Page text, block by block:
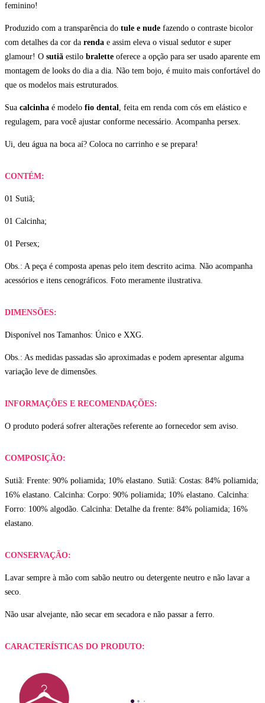
feminino!
Produzido com a transparência do tule e nude fazendo o contraste bicolor
com detalhes da cor da renda e assim eleva o visual sedutor e super
glamour! O sutiã estilo bralette oferece a opção para ser usado aparente em
montagem de looks do dia a dia. Não tem bojo, é muito mais confortável do
que os modelos mais estruturados.
Sua calcinha é modelo fio dental , feita em renda com cós em elástico e
regulagem, para você ajustar conforme necessário. Acompanha persex.
Ui, deu água na boca aí? Coloca no carrinho e se prepara!
CONTÉM:
01 Sutiã;
01 Calcinha;
01 Persex;
Obs.: A peça é composta apenas pelo item descrito acima. Não acompanha
acessórios e itens cenográficos. Foto meramente ilustrativa.
DIMENSÕES:
Disponível nos Tamanhos: Único e XXG.
Obs.: As medidas passadas são aproximadas e podem apresentar alguma
variação leve de dimensões.
INFORMAÇÕES E RECOMENDAÇÕES:
O produto poderá sofrer alterações referente ao fornecedor sem aviso.
COMPOSIÇÃO:
Sutiã: Frente: 90% poliamida; 10% elastano. Sutiã: Costas: 84% poliamida;
16% elastano. Calcinha: Corpo: 90% poliamida; 10% elastano. Calcinha:
Forro: 100% algodão. Calcinha: Detalhe da frente: 84% poliamida; 16%
elastano.
CONSERVAÇÃO:
Lavar sempre à mão com sabão neutro ou detergente neutro e não lavar a
seco.
Não usar alvejante, não secar em secadora e não passar a ferro.
CARACTERÍSTICAS DO PRODUTO: